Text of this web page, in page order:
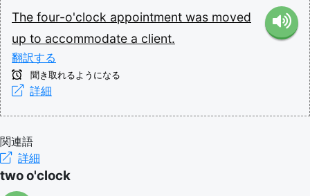
The four-o'clock appointment was moved
up to accommodate a client.
翻訳する
聞き取れるようになる
詳細
関連語
詳細
two o'clock